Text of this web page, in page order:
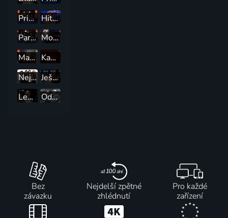
Prima Pauza: Partička
Hitparáda televizní zábavy
Partička
Možná přijde i kouzelník
Manéž Bolka Polívky
Kanadská soda
Nejzábavnější domácí videa
Ještě jednou Galashow 60
Legendární historky
Odkud já vás znám
Bez
závazku
Nejdelší zpětné
zhlédnutí
Pro každé
zařízení